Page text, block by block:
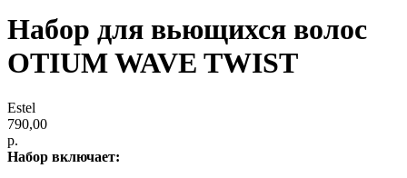
Набор для вьющихся волос
OTIUM WAVE TWIST
Estel
790,00
р.
Набор включает: